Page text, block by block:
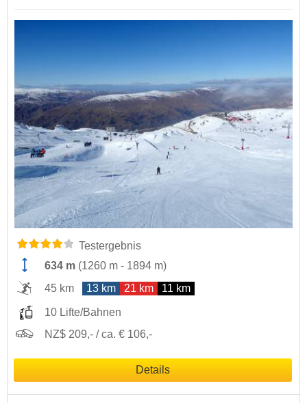
Testergebnis
634 m (1260 m - 1894 m)
45 km
13 km 21 km 11 km
10 Lifte/Bahnen
NZ$ 209,- / ca. € 106,-
Details